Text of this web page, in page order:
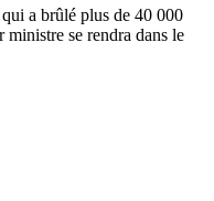
a brûlé plus de 40 000
ministre se rendra dans le